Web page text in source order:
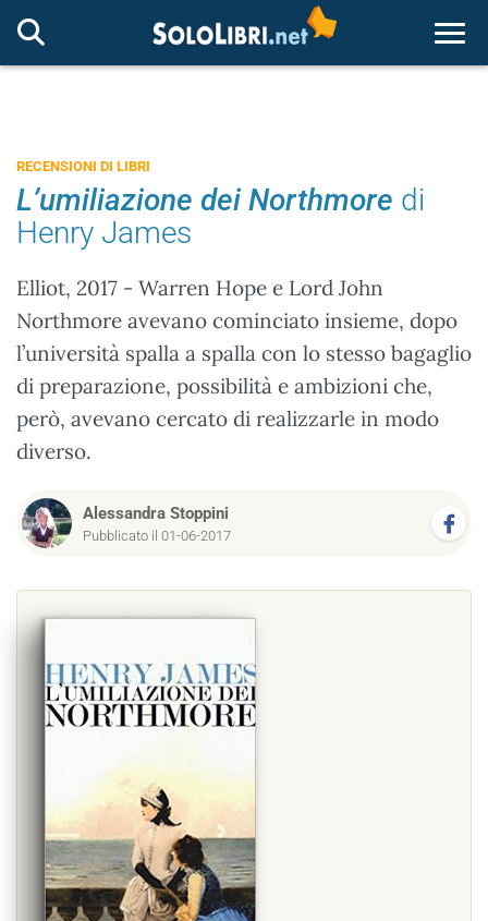
RECENSIONI DI LIBRI
L’umiliazione dei Northmore di
Henry James
Elliot, 2017 - Warren Hope e Lord John
Northmore avevano cominciato insieme, dopo
l’università spalla a spalla con lo stesso bagaglio
di preparazione, possibilità e ambizioni che,
però, avevano cercato di realizzarle in modo
diverso.
Alessandra Stoppini
Pubblicato il 01-06-2017